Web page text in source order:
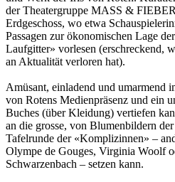
der Theatergruppe MASS &
Erdgeschoss, wo etwa
Passagen zur ökonomischen Lage
Laufgitter» vorlesen (erschreckend,
an Aktualität verloren hat).
Amüsant, einladend und umarmend
von Rotens Medienpräsenz und ein
Buches (über Kleidung) vertiefen
an die grosse, von Blumenbildern
Tafelrunde der «Komplizinnen» –
Olympe de Gouges, Virginia Woolf
Schwarzenbach – setzen kann.